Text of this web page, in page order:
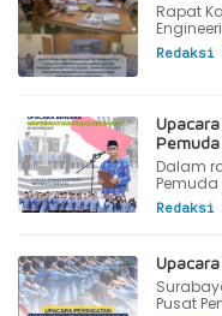
Rapat
Redaksi
Dalam
Pemuda
Redaksi
Pusat